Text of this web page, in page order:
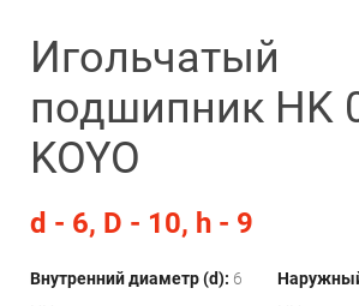
Игольчатый
подшипник HK
KOYO
d - 6, D - 10, h - 9
Внутренний диаметр (d): 6